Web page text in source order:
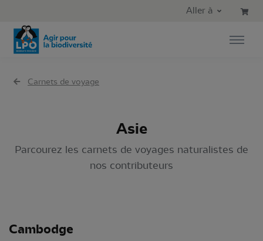
Aller au menu principal
Aller à
Carnets de voyage
Asie
Parcourez les carnets de voyages naturalistes de
nos contributeurs
Cambodge